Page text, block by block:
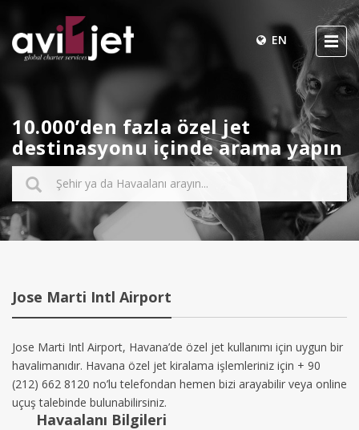
EN
10.000’den fazla özel jet
destinasyonu içinde arama yapın
Jose Marti Intl Airport
Jose Marti Intl Airport, Havana’de özel jet kullanımı için uygun bir
havalimanıdır. Havana özel jet kiralama işlemleriniz için + 90
(212) 662 8120 no’lu telefondan hemen bizi arayabilir veya online
uçuş talebinde bulunabilirsiniz.
Havaalanı Bilgileri